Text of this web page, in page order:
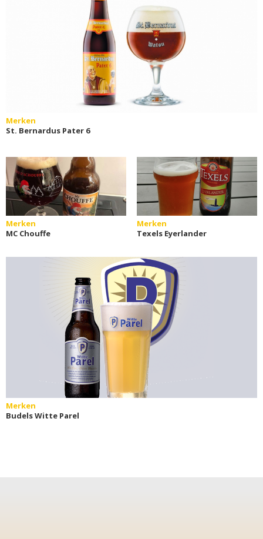
Merken
St. Bernardus Pater 6
Merken
MC Chouffe
Merken
Texels Eyerlander
Merken
Budels Witte Parel